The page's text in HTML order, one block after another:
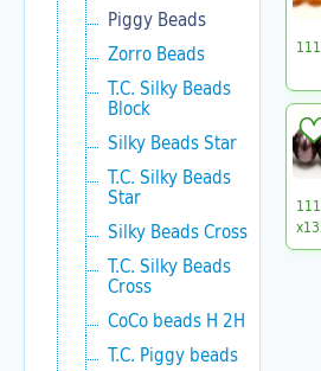
Piggy Beads
Zorro Beads
T.C. Silky Beads
Block
Silky Beads Star
T.C. Silky Beads
Star
Silky Beads Cross
T.C. Silky Beads
Cross
CoCo beads H 2H
T.C. Piggy beads